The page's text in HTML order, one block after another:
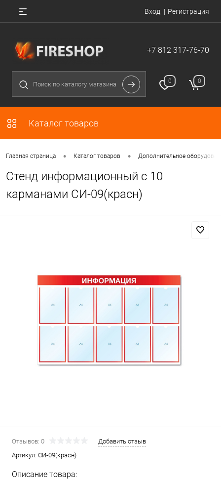
Вход Регистрация
+7 812 317-76-70
0 0
Каталог товаров
Главная страница • Каталог товаров • Дополнительное
Стенд информационный с 10
карманами СИ-09(красн)
Отзывов: 0
Добавить отзыв
Артикул: СИ-09(красн)
Описание товара: